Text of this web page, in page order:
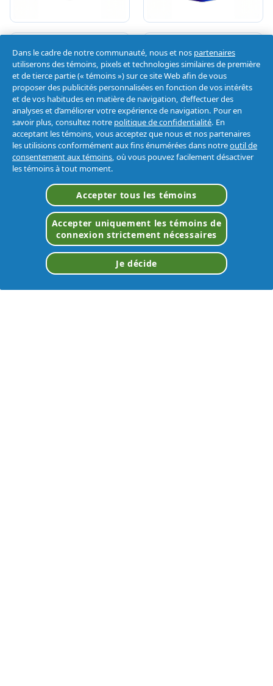
TROUVER UN DISTRIBUTEUR
Dans le cadre de notre communauté, nous et nos partenaires
utiliserons des témoins, pixels et technologies similaires de première
et de tierce partie (« témoins ») sur ce site Web afin de vous
proposer des publicités personnalisées en fonction de vos intérêts
et de vos habitudes en matière de navigation, d’effectuer des
analyses et d’améliorer votre expérience de navigation. Pour en
savoir plus, consultez notre politique de confidentialité. En
acceptant les témoins, vous acceptez que nous et nos partenaires
les utilisions conformément aux fins énumérées dans notreoutil de
consentement aux témoins, où vous pouvez facilement désactiver
les témoins à tout moment.
Accepter tous les témoins
Accepter uniquement les témoins de
connexion strictement nécessaires
Je décide